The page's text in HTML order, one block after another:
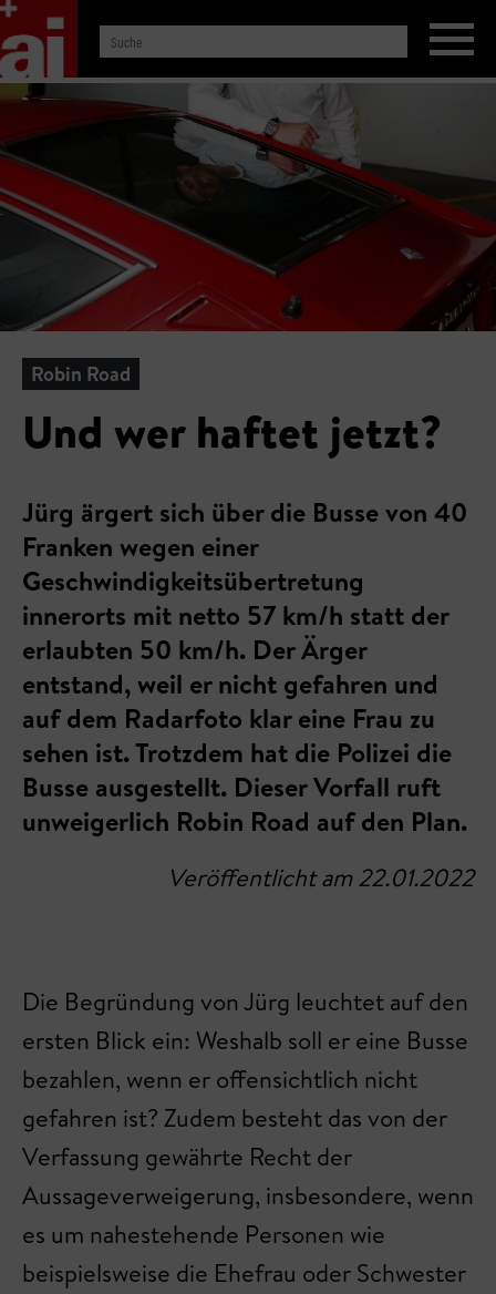
Robin Road
Und wer haftet jetzt?
Jürg ärgert sich über die Busse von 40
Franken wegen einer
Geschwindigkeitsübertretung
innerorts mit netto 57 km/h statt der
erlaubten 50 km/h. Der Ärger
entstand, weil er nicht gefahren und
auf dem Radarfoto klar eine Frau zu
sehen ist. Trotzdem hat die Polizei die
Busse ausgestellt. Dieser Vorfall ruft
unweigerlich Robin Road auf den Plan.
Veröffentlicht am 22.01.2022
Die Begründung von Jürg leuchtet auf den
ersten Blick ein: Weshalb soll er eine Busse
bezahlen, wenn er offensichtlich nicht
gefahren ist? Zudem besteht das von der
Verfassung gewährte Recht der
Aussageverweigerung, insbesondere, wenn
es um nahestehende Personen wie
beispielsweise die Ehefrau oder Schwester